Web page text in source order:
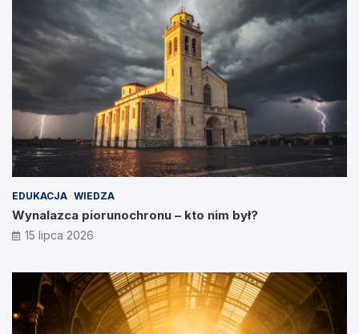
EDUKACJA WIEDZA
Wynalazca piorunochronu – kto nim był?
15 lipca 2026